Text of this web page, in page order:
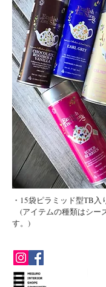
・15袋ピラミッド型TB
(アイテムの種類はシー
す。)